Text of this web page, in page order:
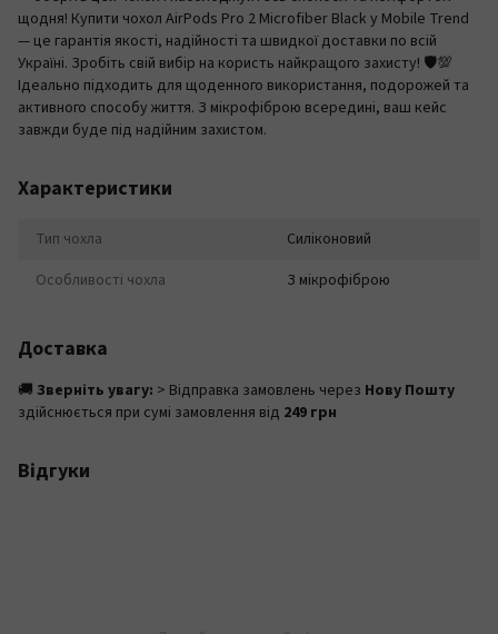
щодня! Купити чохол AirPods Pro 2 Microfiber Black у Mobile Trend
— це гарантія якості, надійності та швидкої доставки по всій
Україні. Зробіть свій вибір на користь найкращого захисту! 🛡️💯
Ідеально підходить для щоденного використання, подорожей та
активного способу життя. З мікрофіброю всередині, ваш кейс
завжди буде під надійним захистом.
Характеристики
Тип чохла
Силіконовий
Особливості чохла
З мікрофіброю
Доставка
🚚 Зверніть увагу: > Відправка замовлень через Нову Пошту
здійснюється при сумі замовлення від 249 грн
Відгуки